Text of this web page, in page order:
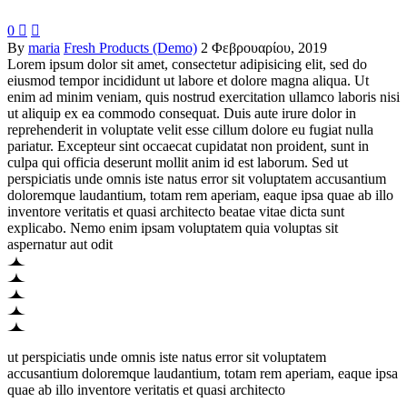
0  
By maria Fresh Products (Demo) 2 Φεβρουαρίου, 2019
Lorem ipsum dolor sit amet, consectetur adipisicing elit, sed do
eiusmod tempor incididunt ut labore et dolore magna aliqua. Ut
enim ad minim veniam, quis nostrud exercitation ullamco laboris nisi
ut aliquip ex ea commodo consequat. Duis aute irure dolor in
reprehenderit in voluptate velit esse cillum dolore eu fugiat nulla
pariatur. Excepteur sint occaecat cupidatat non proident, sunt in
culpa qui officia deserunt mollit anim id est laborum. Sed ut
perspiciatis unde omnis iste natus error sit voluptatem accusantium
doloremque laudantium, totam rem aperiam, eaque ipsa quae ab illo
inventore veritatis et quasi architecto beatae vitae dicta sunt
explicabo. Nemo enim ipsam voluptatem quia voluptas sit
aspernatur aut odit
ut perspiciatis unde omnis iste natus error sit voluptatem
accusantium doloremque laudantium, totam rem aperiam, eaque ipsa
quae ab illo inventore veritatis et quasi architecto